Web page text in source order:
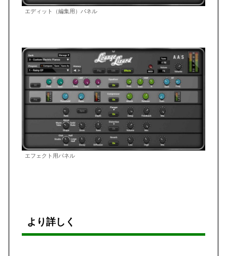
エディット（編集用）パネル
エフェクト用パネル
より詳しく